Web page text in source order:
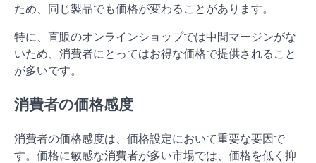
ため、同じ製品でも価格が変わることがあります。
特に、直販のオンラインショップでは中間マージンがな
いため、消費者にとってはお得な価格で提供されること
が多いです。
消費者の価格感度
消費者の価格感度は、価格設定において重要な要因で
す。価格に敏感な消費者が多い市場では、価格を低く抑